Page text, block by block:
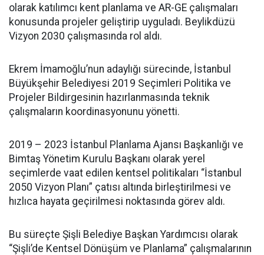
olarak katılımcı kent planlama ve AR-GE çalışmaları
konusunda projeler geliştirip uyguladı. Beylikdüzü
Vizyon 2030 çalışmasında rol aldı.
Ekrem İmamoğlu’nun adaylığı sürecinde, İstanbul
Büyükşehir Belediyesi 2019 Seçimleri Politika ve
Projeler Bildirgesinin hazırlanmasında teknik
çalışmaların koordinasyonunu yönetti.
2019 – 2023 İstanbul Planlama Ajansı Başkanlığı ve
Bimtaş Yönetim Kurulu Başkanı olarak yerel
seçimlerde vaat edilen kentsel politikaları “İstanbul
2050 Vizyon Planı” çatısı altında birleştirilmesi ve
hızlıca hayata geçirilmesi noktasında görev aldı.
Bu süreçte Şişli Belediye Başkan Yardımcısı olarak
“Şişli’de Kentsel Dönüşüm ve Planlama” çalışmalarının